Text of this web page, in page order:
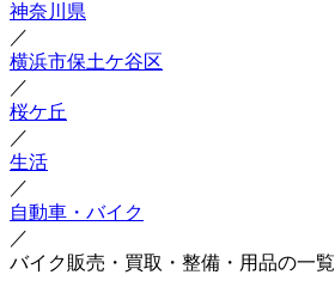
神奈川県
／
横浜市保土ケ谷区
／
桜ケ丘
／
生活
／
自動車・バイク
／
バイク販売・買取・整備・用品の一覧